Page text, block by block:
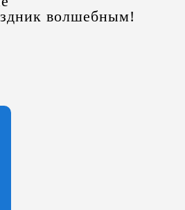
волшебным!